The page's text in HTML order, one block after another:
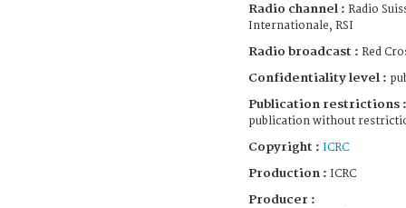
Radio channel : Radio
Internationale, RSI
Radio broadcast : Red
Confidentiality level :
Publication restrictions :
publication without
Copyright : ICRC
Production : ICRC
Producer :